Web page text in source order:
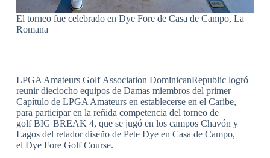
El torneo fue celebrado en Dye Fore de Casa de Campo, La
Romana
LPGA Amateurs Golf Association DominicanRepublic logró
reunir dieciocho equipos de Damas miembros del primer
Capítulo de LPGA Amateurs en establecerse en el Caribe,
para participar en la reñida competencia del torneo de
golf BIG BREAK 4, que se jugó en los campos Chavón y
Lagos del retador diseño de Pete Dye en Casa de Campo,
el Dye Fore Golf Course.